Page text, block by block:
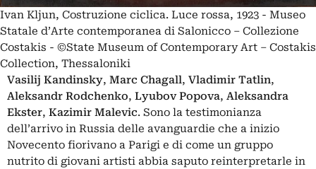
Ivan Kljun, Costruzione ciclica. Luce rossa, 1923 - Museo
Statale d’Arte contemporanea di Salonicco – Collezione
Costakis - ©State Museum of Contemporary Art – Costakis
Collection, Thessaloniki
Vasilij Kandinsky, Marc Chagall, Vladimir Tatlin,
Aleksandr Rodchenko, Lyubov Popova, Aleksandra
Ekster, Kazimir Malevic. Sono la testimonianza
dell’arrivo in Russia delle avanguardie che a inizio
Novecento fiorivano a Parigi e di come un gruppo
nutrito di giovani artisti abbia saputo reinterpretarle in